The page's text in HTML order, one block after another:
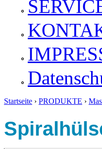
Startseite › PRODUKTE ›